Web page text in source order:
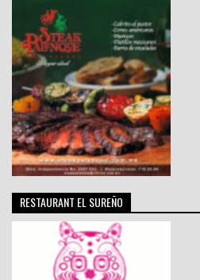
RESTAURANT EL SUREÑO